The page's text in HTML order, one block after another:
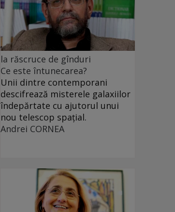
la răscruce de gînduri
Ce este întunecarea?
Unii dintre contemporani
descifrează misterele galaxiilor
îndepărtate cu ajutorul unui
nou telescop spațial.
Andrei CORNEA